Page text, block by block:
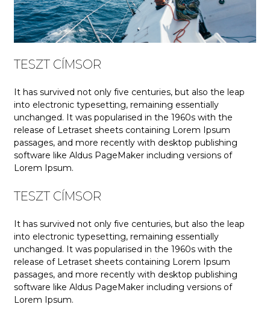
TESZT CÍMSOR
It has survived not only five centuries, but also the leap
into electronic typesetting, remaining essentially
unchanged. It was popularised in the 1960s with the
release of Letraset sheets containing Lorem Ipsum
passages, and more recently with desktop publishing
software like Aldus PageMaker including versions of
Lorem Ipsum.
TESZT CÍMSOR
It has survived not only five centuries, but also the leap
into electronic typesetting, remaining essentially
unchanged. It was popularised in the 1960s with the
release of Letraset sheets containing Lorem Ipsum
passages, and more recently with desktop publishing
software like Aldus PageMaker including versions of
Lorem Ipsum.